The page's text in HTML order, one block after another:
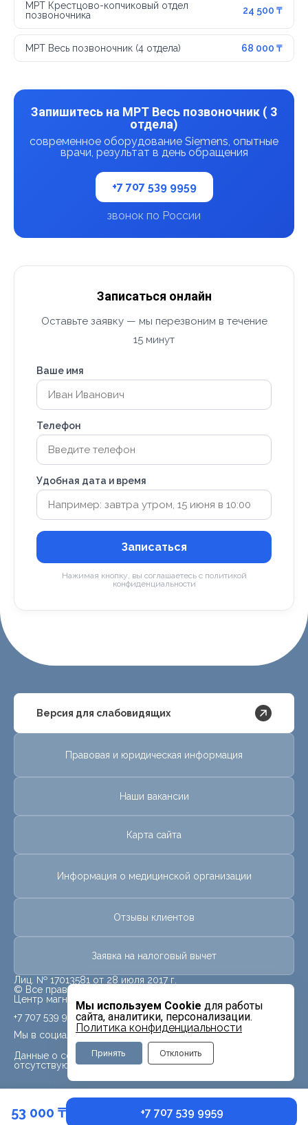
Записаться
Контакты
Мы используем Cookie для работы
сайта, аналитики, персонализации.
Политика конфиденциальности
Принять Отклонить
МРТ Крестцово-копчиковый отдел
позвоночника
24 500 ₸
МРТ Весь позвоночник (4 отдела) 68 000 ₸
Запишитесь на МРТ Весь позвоночник ( 3
отдела)
современное оборудование Siemens, опытные
врачи, результат в день обращения
+7 707 539 9959
звонок по России
53 000 ₸ +7 707 539 9959
Записаться онлайн
Оставьте заявку — мы перезвоним в течение
15 минут
Ваше имя
Телефон
Удобная дата и время
Записаться
Нажимая кнопку, вы соглашаетесь с политикой
конфиденциальности
Версия для слабовидящих
Правовая и юридическая информация
Наши вакансии
Карта сайта
Информация о медицинской организации
Отзывы клиентов
Заявка на налоговый вычет
Лиц. № 17013581 от 28 июля 2017 г.
© Все права защищены.
Центр магнитно-резонансной томографии «МРТ Лидер»
Мы в социальных сетях
Данные о социальных сетях для данного филиала
отсутствуют
+7 707 539 9959